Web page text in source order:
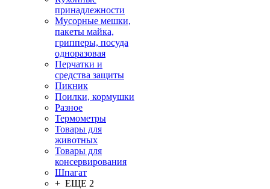
принадлежности
Мусорные мешки,
пакеты майка,
грипперы, посуда
одноразовая
Перчатки и
средства защиты
Пикник
Поилки, кормушки
Разное
Термометры
Товары для
животных
Товары для
консервирования
Шпагат
+ ЕЩЕ 2